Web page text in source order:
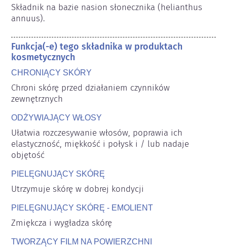
Składnik na bazie nasion słonecznika (helianthus
annuus).
Funkcja(-e) tego składnika w produktach
kosmetycznych
CHRONIĄCY SKÓRY
Chroni skórę przed działaniem czynników
zewnętrznych
ODŻYWIAJĄCY WŁOSY
Ułatwia rozczesywanie włosów, poprawia ich
elastyczność, miękkość i połysk i / lub nadaje
objętość
PIELĘGNUJĄCY SKÓRĘ
Utrzymuje skórę w dobrej kondycji
PIELĘGNUJĄCY SKÓRĘ - EMOLIENT
Zmiękcza i wygładza skórę
TWORZĄCY FILM NA POWIERZCHNI